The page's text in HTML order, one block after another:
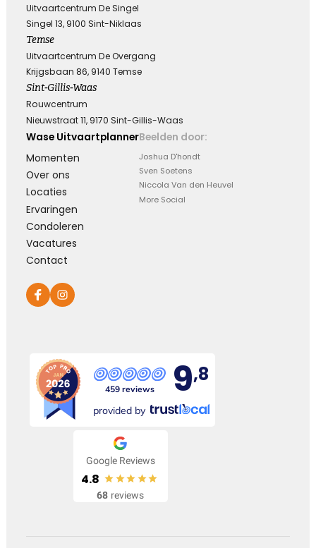
blijven.
Moeilijk te uiten
Soms is er zoveel dat we voelen maar zo weinig
wat we kunnen zeggen …
Elke dag gemist
Geen dag vergeten, alle dagen gemist
Knuffel voor troost
Een hele dikke knuffel voor jullie in deze moeilijke
Uitvaartcentrum De Singel
Singel 13, 9100 Sint-Niklaas
Temse
Uitvaartcentrum De Overgang
Krijgsbaan 86, 9140 Temse
Sint-Gillis-Waas
Rouwcentrum
Nieuwstraat 11, 9170 Sint-Gillis-Waas
Wase Uitvaartplanner
Momenten
Over ons
Locaties
Ervaringen
Condoleren
Vacatures
Contact
Beelden door:
Joshua D'hondt
Sven Soetens
Niccola Van den Heuvel
More Social
459 reviews 9,8
provided by
Google Reviews
4.8
68 reviews